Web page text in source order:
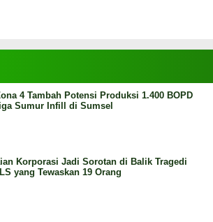
4 Tambah Potensi Produksi 1.400 BOPD
Sumur Infill di Sumsel
Korporasi Jadi Sorotan di Balik Tragedi
yang Tewaskan 19 Orang